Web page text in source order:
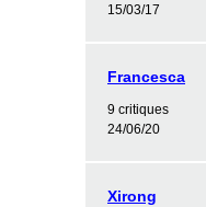
15/03/17
Francesca
9 critiques
24/06/20
Xirong